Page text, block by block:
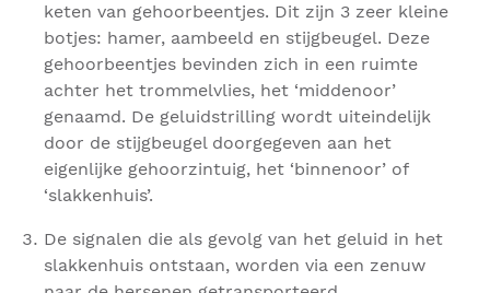
keten van gehoorbeentjes. Dit zijn 3 zeer kleine
botjes: hamer, aambeeld en stijgbeugel. Deze
gehoorbeentjes bevinden zich in een ruimte
achter het trommelvlies, het ‘middenoor’
genaamd. De geluidstrilling wordt uiteindelijk
door de stijgbeugel doorgegeven aan het
eigenlijke gehoorzintuig, het ‘binnenoor’ of
‘slakkenhuis’.
De signalen die als gevolg van het geluid in het
slakkenhuis ontstaan, worden via een zenuw